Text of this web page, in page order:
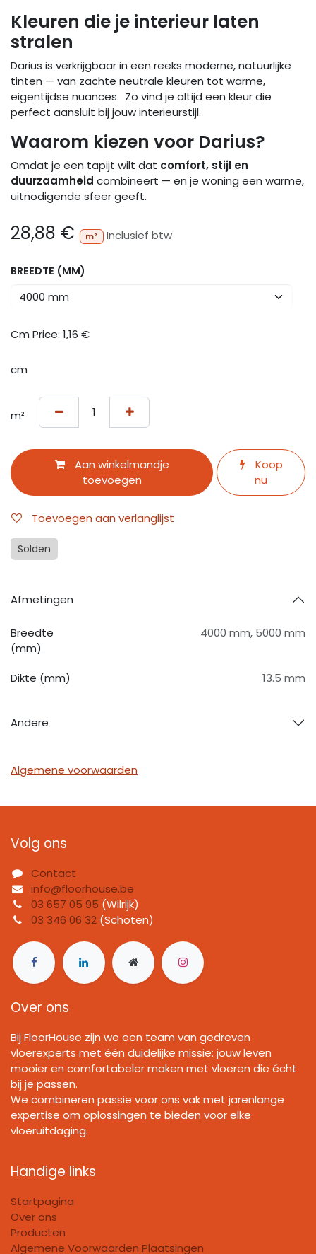
Kleuren die je interieur laten
stralen
Darius is verkrijgbaar in een reeks moderne, natuurlijke
tinten — van zachte neutrale kleuren tot warme,
eigentijdse nuances. Zo vind je altijd een kleur die
perfect aansluit bij jouw interieurstijl.
Waarom kiezen voor Darius?
Omdat je een tapijt wilt dat comfort, stijl en
duurzaamheid combineert — en je woning een warme,
uitnodigende sfeer geeft.
28,88 € m² Inclusief btw
BREEDTE (MM)
Cm Price: 1,16 €
cm
m²
Aan winkelmandje
toevoegen
Koop
nu
Toevoegen aan verlanglijst
Solden
Afmetingen
Breedte
(mm)
4000 mm, 5000 mm
Dikte (mm) 13.5 mm
Andere
Algemene voorwaarden
Volg ons
Contact
info@floorhouse.be
03 657 05 95 (Wilrijk)
03 346 06 32 (Schoten)
Over ons
Bij FloorHouse zijn we een team van gedreven
vloerexperts met één duidelijke missie: jouw leven
mooier en comfortabeler maken met vloeren die écht
bij je passen.
We combineren passie voor ons vak met jarenlange
expertise om oplossingen te bieden voor elke
vloeruitdaging.
Handige links
Startpagina
Over ons
Producten
Algemene Voorwaarden Plaatsingen